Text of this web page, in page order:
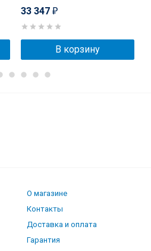
33 347 ₽
В корзину
О магазине
Контакты
Доставка и оплата
Гарантия